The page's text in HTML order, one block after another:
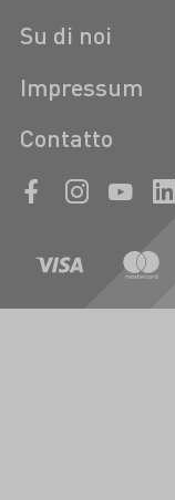
Su di noi
Impressum
Contatto